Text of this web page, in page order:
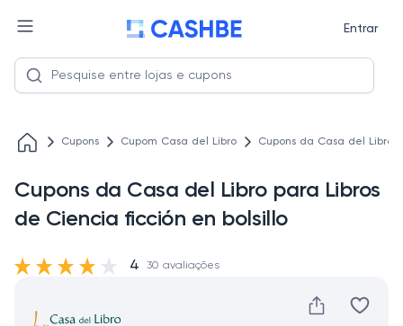
Entrar
Cupons Cupom Casa del Libro Cupons da Casa del Libro
Cupons da Casa del Libro para Libros
de Ciencia ficción en bolsillo
4 30 avaliações